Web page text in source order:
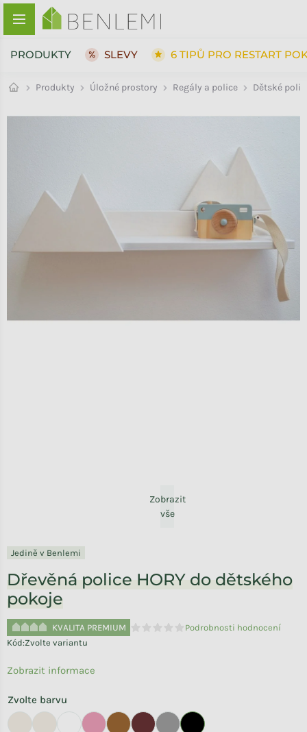
Přejít na obsah
PRODUKTY SLEVY 6 TIPŮ PRO RESTART
Produkty Úložné prostory Regály a police Dětské
Zobrazit
vše
Jedině v Benlemi
Dřevěná police HORY do dětského
pokoje
KVALITA PREMIUM
Průměrné hodnocení produktu je
Podrobnosti hodnocení
Kód:Zvolte variantu
Zvolte barvu
Zobrazit informace